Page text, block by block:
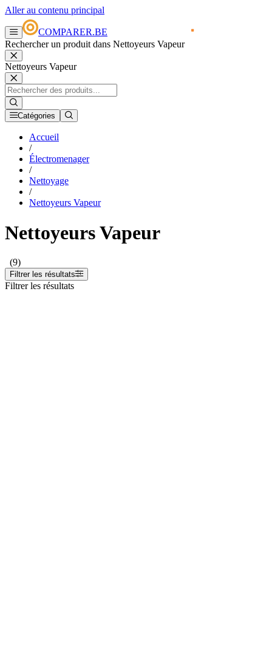
Aller au contenu principal
COMPARER.BE
Rechercher un produit dans Nettoyeurs Vapeur
Nettoyeurs Vapeur
Catégories
Accueil
/
Électromenager
/
Nettoyage
/
Nettoyeurs Vapeur
Nettoyeurs Vapeur
(9)
Filtrer les résultats
Filtrer les résultats